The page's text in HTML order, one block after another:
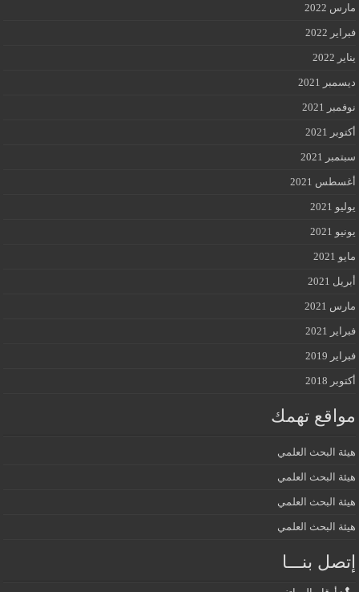
مارس 2022
فبراير 2022
يناير 2022
ديسمبر 2021
نوفمبر 2021
أكتوبر 2021
سبتمبر 2021
أغسطس 2021
يوليو 2021
يونيو 2021
مايو 2021
أبريل 2021
مارس 2021
فبراير 2021
فبراير 2019
أكتوبر 2018
مواقع تهمك
هيئة البحث العلمي
هيئة البحث العلمي
هيئة البحث العلمي
هيئة البحث العلمي
إتصل بنـــا